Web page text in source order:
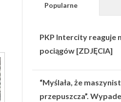
Popularne
PKP Intercity reaguje
pociągów [ZDJĘCIA]
“Myślała, że
przepuszcza”.